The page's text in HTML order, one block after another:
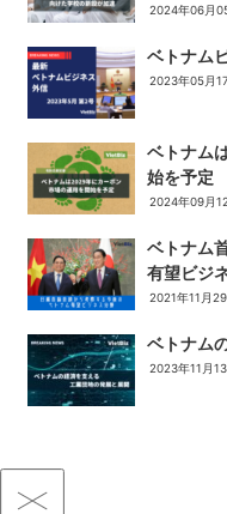
2024年06月
ベトナム
2023年05月
ベトナム
始を予定
2024年09月
ベトナム
有望ビジ
2021年11月29
ベトナム
2023年11月13